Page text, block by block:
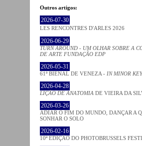
Outros artigos:
2026-07-30
LES RENCONTRES D'ARLES 2026
2026-06-29
TURN AROUND - UM OLHAR SOBRE A
DE ARTE FUNDAÇÃO EDP
2026-05-31
61ª BIENAL DE VENEZA - IN MINOR
2026-04-28
LIÇÃO DE ANATOMIA DE VIEIRA DA
2026-03-26
ADIAR O FIM DO MUNDO, DANÇAR A
SONHAR O SOLO
2026-02-16
10ª EDIÇÃO DO PHOTOBRUSSELS